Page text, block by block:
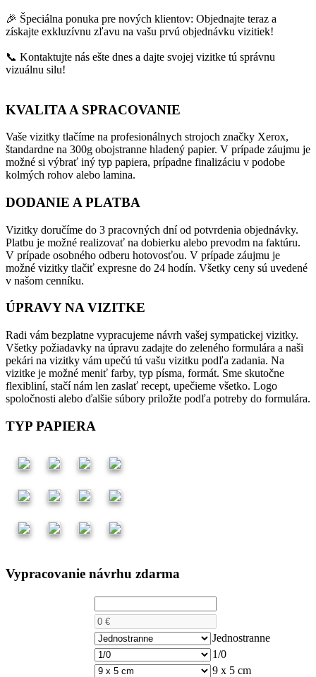
🎉 Špeciálna ponuka pre nových klientov: Objednajte teraz a
získajte exkluzívnu zľavu na vašu prvú objednávku vizitiek!
📞 Kontaktujte nás ešte dnes a dajte svojej vizitke tú správnu
vizuálnu silu!
KVALITA A SPRACOVANIE
Vaše vizitky tlačíme na profesionálnych strojoch značky Xerox,
štandardne na 300g obojstranne hladený papier. V prípade záujmu je
možné si výbrať iný typ papiera, prípadne finalizáciu v podobe
kolmých rohov alebo lamina.
DODANIE A PLATBA
Vizitky doručíme do 3 pracovných dní od potvrdenia objednávky.
Platbu je možné realizovať na dobierku alebo prevodm na faktúru.
V prípade osobného odberu hotovosťou. V prípade záujmu je
možné vizitky tlačiť expresne do 24 hodín. Všetky ceny sú uvedené
v našom cenníku.
ÚPRAVY NA VIZITKE
Radi vám bezplatne vypracujeme návrh vašej sympatickej vizitky.
Všetky požiadavky na úpravu zadajte do zeleného formulára a naši
pekári na vizitky vám upečú tú vašu vizitku podľa zadania. Na
vizitke je možné meniť farby, typ písma, formát. Sme skutočne
flexibliní, stačí nám len zaslať recept, upečieme všetko. Logo
spoločnosti alebo ďalšie súbory priložte podľa potreby do formulára.
TYP PAPIERA
Vypracovanie návrhu zdarma
Jednostranne
1/0
9 x 5 cm